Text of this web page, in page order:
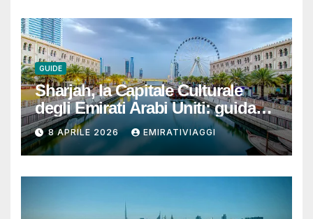
GUIDE
Sharjah, la Capitale Culturale
degli Emirati Arabi Uniti: guida
per un viaggio autentico, ben
organizzato e senza sorprese
8 APRILE 2026 EMIRATIVIAGGI